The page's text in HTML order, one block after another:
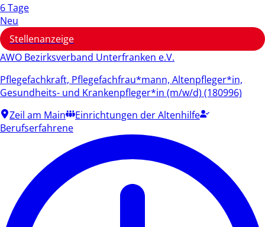
6 Tage
Neu
Stellenanzeige
AWO Bezirksverband Unterfranken e.V.
Pflegefachkraft, Pflegefachfrau*mann, Altenpfleger*in,
Gesundheits- und Krankenpfleger*in (m/w/d) (180996)
Zeil am Main
Einrichtungen der Altenhilfe
Berufserfahrene